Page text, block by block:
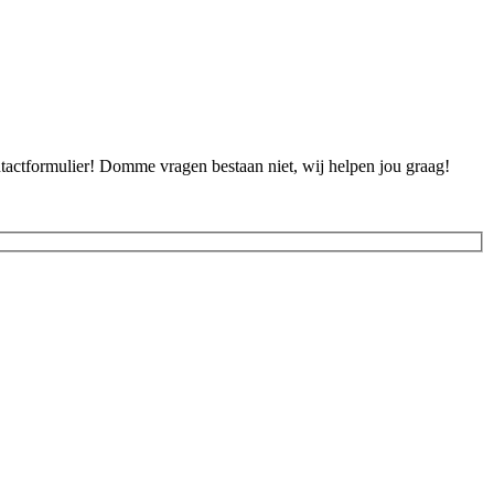
Domme vragen bestaan niet, wij helpen jou graag!